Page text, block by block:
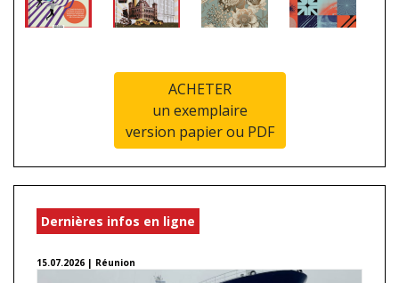
ACHETER
un exemplaire
version papier ou PDF
Dernières infos en ligne
15.07.2026 | Réunion